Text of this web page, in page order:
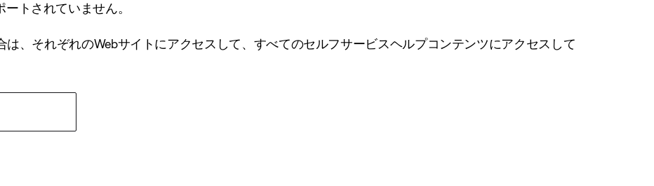
トされていません。
、それぞれのWebサイトにアクセスして、すべてのセルフサービスヘルプコンテンツにアクセスして